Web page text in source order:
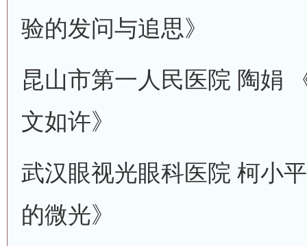
验的发问与追思》
昆山市第一人民医院 陶娟
文如许》
武汉眼视光眼科医院 柯小
的微光》